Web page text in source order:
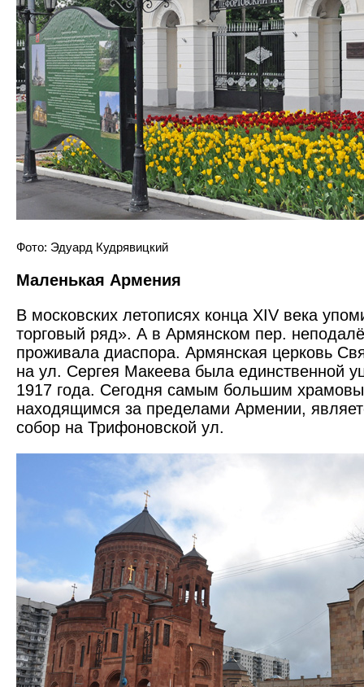
Фото: Эдуард Кудрявицкий
Маленькая Армения
В московских летописях конца XIV века
торговый ряд». А в Армянском пер.
проживала диаспора. Армян­ская церковь
на ул. Сергея Макеева была единственной
1917 года. Сегодня самым большим
находящимся за пределами Армении,
собор на Трифоновской ул.